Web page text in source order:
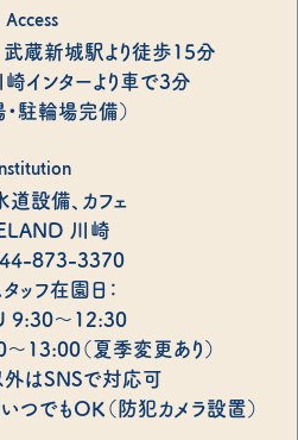
Access
蔵新城駅より徒歩15分
インターより車で3分
・駐輪場完備）
Institution
道設備、カフェ
川崎
873-3370
ッフ在園日：
～12:30
（夏季変更あり）
はSNSで対応可
つでもOK（防犯カメラ設置）